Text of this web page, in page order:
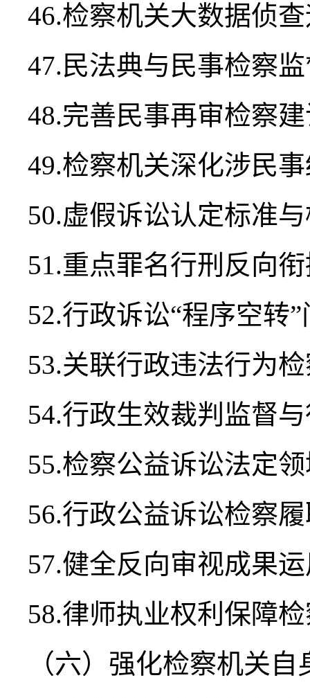
46.检察机关大数据侦
47.民法典与民事检察
48.完善民事再审检察
49.检察机关深化涉民
50.虚假诉讼认定标准
51.重点罪名行刑反向
52.行政诉讼“程序空转
53.关联行政违法行为
54.行政生效裁判监督
55.检察公益诉讼法定
56.行政公益诉讼检察
57.健全反向审视成果
58.律师执业权利保障
（六）强化检察机关